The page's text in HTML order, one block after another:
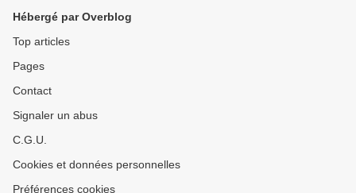
Hébergé par Overblog
Top articles
Pages
Contact
Signaler un abus
C.G.U.
Cookies et données personnelles
Préférences cookies